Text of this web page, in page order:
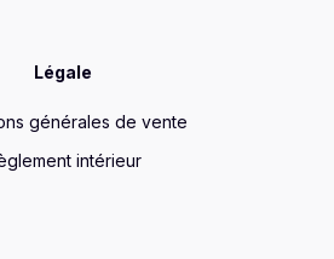
Légale
générales de vente
intérieur